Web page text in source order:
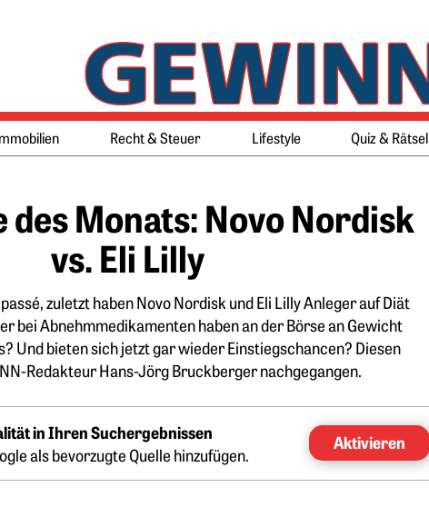
Recht & Steuer Lifestyle Quiz & Rätsel
des Monats: Novo Nordisk
vs. Eli Lilly
zuletzt haben Novo Nordisk und Eli Lilly Anleger auf Diät
bei Abnehmmedikamenten haben an der Börse an Gewicht
Und bieten sich jetzt gar wieder Einstiegschancen? Diesen
Redakteur Hans-Jörg Bruckberger nachgegangen.
in Ihren Suchergebnissen
als bevorzugte Quelle hinzufügen.
Aktivieren